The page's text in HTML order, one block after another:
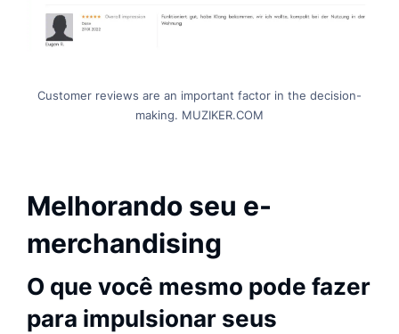
Customer reviews are an important factor in the decision-
making. MUZIKER.COM
Melhorando seu e-
merchandising
O que você mesmo pode fazer
para impulsionar seus